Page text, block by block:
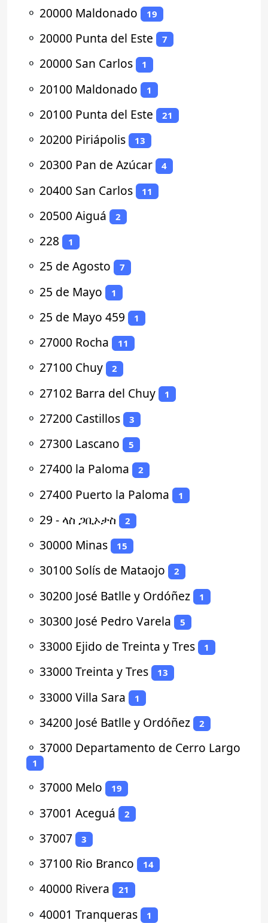
⚬ 20000 Maldonado 19
⚬ 20000 Punta del Este 7
⚬ 20000 San Carlos 1
⚬ 20100 Maldonado 1
⚬ 20100 Punta del Este 21
⚬ 20200 Piriápolis 13
⚬ 20300 Pan de Azúcar 4
⚬ 20400 San Carlos 11
⚬ 20500 Aiguá 2
⚬ 228 1
⚬ 25 de Agosto 7
⚬ 25 de Mayo 1
⚬ 25 de Mayo 459 1
⚬ 27000 Rocha 11
⚬ 27100 Chuy 2
⚬ 27102 Barra del Chuy 1
⚬ 27200 Castillos 3
⚬ 27300 Lascano 5
⚬ 27400 la Paloma 2
⚬ 27400 Puerto la Paloma 1
⚬ 29 - ላስ ጋቢኦታስ 2
⚬ 30000 Minas 15
⚬ 30100 Solís de Mataojo 2
⚬ 30200 José Batlle y Ordóñez 1
⚬ 30300 José Pedro Varela 5
⚬ 33000 Ejido de Treinta y Tres 1
⚬ 33000 Treinta y Tres 13
⚬ 33000 Villa Sara 1
⚬ 34200 José Batlle y Ordóñez 2
⚬ 37000 Departamento de Cerro Largo
1
⚬ 37000 Melo 19
⚬ 37001 Aceguá 2
⚬ 37007 3
⚬ 37100 Rio Branco 14
⚬ 40000 Rivera 21
⚬ 40001 Tranqueras 1